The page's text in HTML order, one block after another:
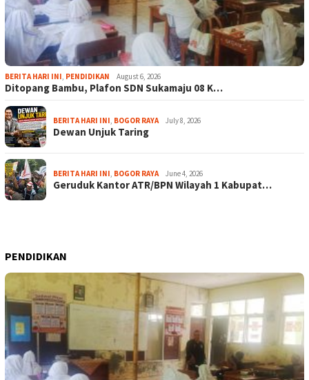
BERITA HARI INI PENDIDIKAN August 6, 2026
Ditopang Bambu, Plafon SDN Sukamaju 08 K…
BERITA HARI INI BOGOR RAYA July 8, 2026
Dewan Unjuk Taring
BERITA HARI INI BOGOR RAYA June 4, 2026
Geruduk Kantor ATR/BPN Wilayah 1 Kabupat…
PENDIDIKAN